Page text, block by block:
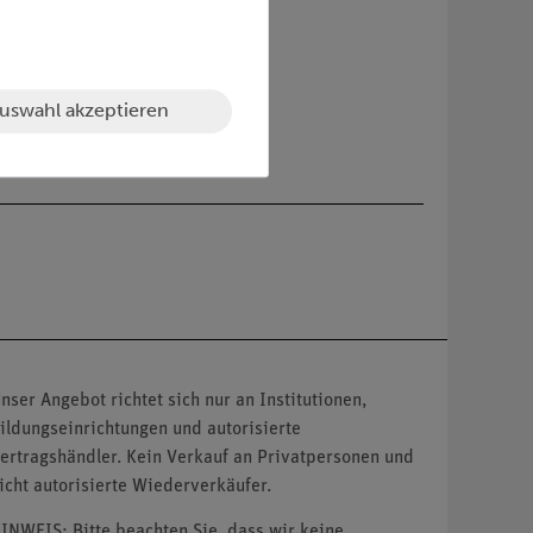
Angebot richtet sich nur an Institutionen,
und autorisierte
Kein Verkauf an Privatpersonen und
autorisierte Wiederverkäufer.
akzeptieren